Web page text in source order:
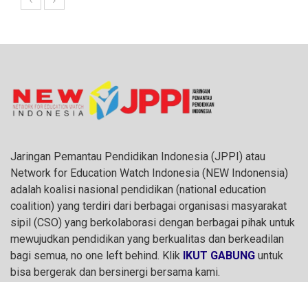
Jaringan Pemantau Pendidikan Indonesia (JPPI) atau
Network for Education Watch Indonesia (NEW Indonensia)
adalah koalisi nasional pendidikan (national education
coalition) yang terdiri dari berbagai organisasi masyarakat
sipil (CSO) yang berkolaborasi dengan berbagai pihak untuk
mewujudkan pendidikan yang berkualitas dan berkeadilan
bagi semua, no one left behind. Klik IKUT GABUNG untuk
bisa bergerak dan bersinergi bersama kami.